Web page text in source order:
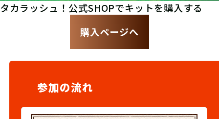
タカラッシュ！公式SHOPでキットを購入する
購入ページへ
参加の流れ